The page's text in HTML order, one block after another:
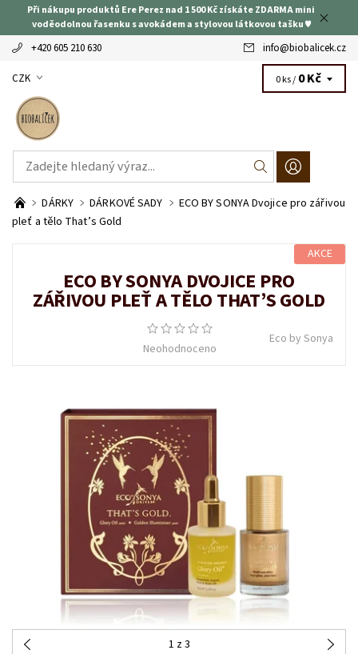
Při nákupu produktů Ere Perez nad 1 500 Kč získáte ZDARMA mini
voděodolnou řasenku s avokádem a stylovou látkovou tašku ♥
+420 605 210 630 info@biobalicek.cz
CZK 0 ks / 0 Kč
DÁRKY DÁRKOVÉ SADY
ECO BY SONYA Dvojice pro zářivou
pleť a tělo That’s Gold
AKCE
ECO BY SONYA DVOJICE PRO
ZÁŘIVOU PLEŤ A TĚLO THAT’S GOLD
Neohodnoceno
Eco by Sonya
1 z 3